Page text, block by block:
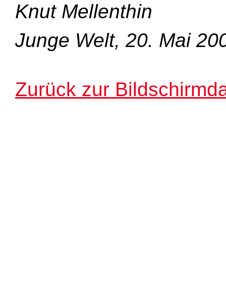
Knut Mellenthin
Junge Welt, 20. Mai
Zurück zur